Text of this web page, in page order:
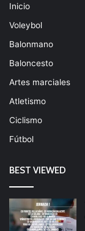
Inicio
Voleybol
Balonmano
Baloncesto
Artes marciales
Atletismo
Ciclismo
Fútbol
BEST VIEWED